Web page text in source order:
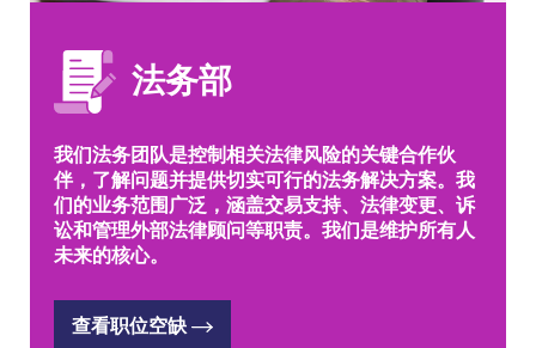
法务部
我们法务团队是控制相关法律风险的关键合作伙
伴，了解问题并提供切实可行的法务解决方案。我
们的业务范围广泛，涵盖交易支持、法律变更、诉
讼和管理外部法律顾问等职责。我们是维护所有人
未来的核心。
查看职位空缺